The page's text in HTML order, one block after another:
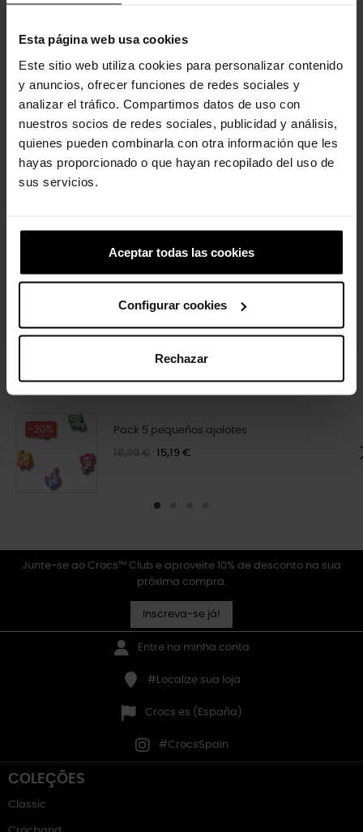
Esta página web usa cookies
Este sitio web utiliza cookies para personalizar contenido
y anuncios, ofrecer funciones de redes sociales y
analizar el tráfico. Compartimos datos de uso con
nuestros socios de redes sociales, publicidad y análisis,
quienes pueden combinarla con otra información que les
hayas proporcionado o que hayan recopilado del uso de
sus servicios.
Aceptar todas las cookies
Configurar cookies
Rechazar
Pokémon Masterball
4 outros produtos na mesma
categoria:
-20% Pack 5 pequeños ajolotes
18,99 € 15,19 €
Junte-se ao Crocs™ Club e aproveite 10% de desconto na sua
próxima compra.
Inscreva-se já!
Entre na minha conta
#Localize sua loja
Crocs.es (España)
#CrocsSpain
COLEÇÕES
Classic